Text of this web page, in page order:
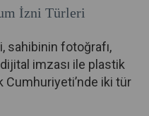
İzni Türleri
sahibinin fotoğrafı,
imzası ile plastik
Cumhuriyeti’nde iki tür